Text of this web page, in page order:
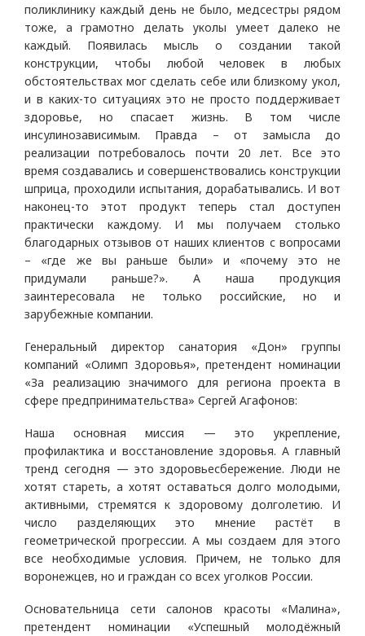
поликлинику каждый день не было, медсестры рядом
тоже, а грамотно делать уколы умеет далеко не
каждый. Появилась мысль о создании такой
конструкции, чтобы любой человек в любых
обстоятельствах мог сделать себе или близкому укол,
и в каких-то ситуациях это не просто поддерживает
здоровье, но спасает жизнь. В том числе
инсулинозависимым. Правда – от замысла до
реализации потребовалось почти 20 лет. Все это
время создавались и совершенствовались конструкции
шприца, проходили испытания, дорабатывались. И вот
наконец-то этот продукт теперь стал доступен
практически каждому. И мы получаем столько
благодарных отзывов от наших клиентов с вопросами
– «где же вы раньше были» и «почему это не
придумали раньше?». А наша продукция
заинтересовала не только российские, но и
зарубежные компании.
Генеральный директор санатория «Дон» группы
компаний «Олимп Здоровья», претендент номинации
«За реализацию значимого для региона проекта в
сфере предпринимательства» Сергей Агафонов:
Наша основная миссия — это укрепление,
профилактика и восстановление здоровья. А главный
тренд сегодня — это здоровьесбережение. Люди не
хотят стареть, а хотят оставаться долго молодыми,
активными, стремятся к здоровому долголетию. И
число разделяющих это мнение растёт в
геометрической прогрессии. А мы создаем для этого
все необходимые условия. Причем, не только для
воронежцев, но и граждан со всех уголков России.
Основательница сети салонов красоты «Малина»,
претендент номинации «Успешный молодёжный